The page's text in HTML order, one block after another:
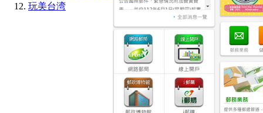
玩美台湾